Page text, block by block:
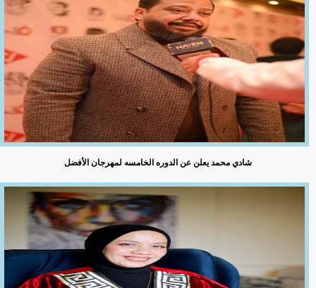
شادي محمد يعلن عن الدوره الخامسه لمهرجان الأفضل